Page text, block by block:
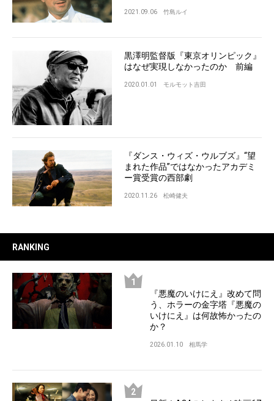
2021.09.06 竹島ルイ
黒澤明監督版『東京オリンピック』
はなぜ実現しなかったのか 前編
2020.01.01 モルモット吉田
『ダンス・ウィズ・ウルブズ』“望
まれた作品”ではなかったアカデミ
ー賞受賞の西部劇
2020.11.26 松崎健夫
RANKING
『悪魔のいけにえ』改めて問
う、ホラーの金字塔『悪魔の
いけにえ』は何故怖かったの
か？
2026.01.10 相馬学